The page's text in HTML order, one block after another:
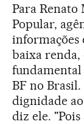
Para Renato
Popular,
informações
baixa renda,
fundamental
BF no
dignidade
diz ele. "Pois